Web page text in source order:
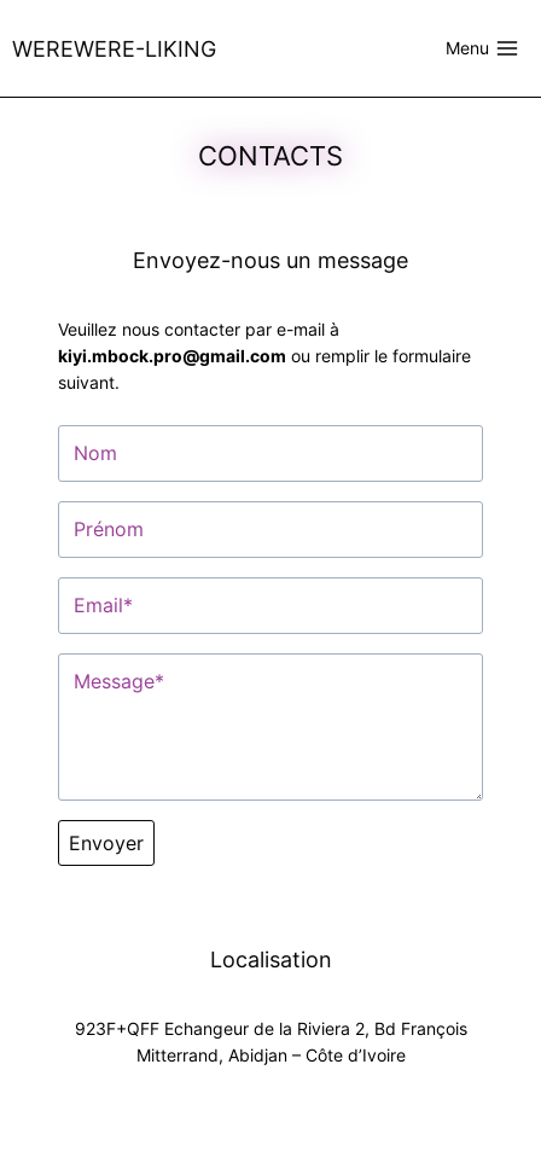
toWEREWERE-LIKING Menu
CONTACTS
Envoyez-nous un message
Veuillez nous contacter par e-mail à
kiyi.mbock.pro@gmail.com ou remplir le formulaire
suivant.
Envoyer
Localisation
923F+QFF Echangeur de la Riviera 2, Bd François
Mitterrand, Abidjan – Côte d’Ivoire